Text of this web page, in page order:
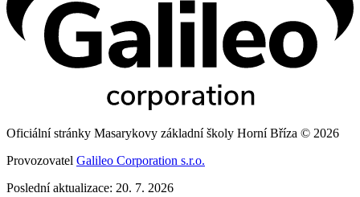
Oficiální stránky Masarykovy základní školy Horní Bříza © 2026
Provozovatel Galileo Corporation s.r.o.
Poslední aktualizace: 20. 7. 2026